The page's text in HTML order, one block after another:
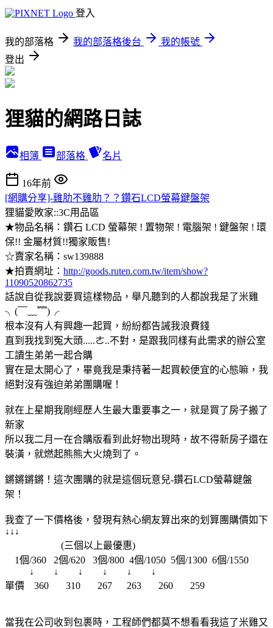
登入
我的部落格 我的部落格後台
我的帳號
登出
狸貓的網路日誌
相簿 部落格 名片
16年前
[網購分享]-雞肋不雞肋？？鑽石LCD螢幕鍵盤架
狸貓愛敗家::3C用品區
★物品名稱：鑽石 LCD 螢幕架 ! 置物架 ! 電腦架 ! 鍵盤架 ! 環
保!! 金屬材質!!獨家販售!
☆賣家名稱：sw139888
★拍賣網址： http://goods.ruten.com.tw/item/show?
11090520862735
話說自從我說要買這樣物品，舉凡聽到的人都說我是了米雞
╮(﹋﹏﹌)╭
根本沒有人有興趣一起買，紛紛都告誡我浪費錢
直到我找到冤大頭.....ㄜ..不對，是跟我同樣有此需求的辦公室
工讀生弟弟一起合購
實在是太開心了，畢竟我是秉持著一起買較便宜的心態嘛，我
絕對沒有強迫弟弟團購喔！
就在上星期我剛經歷人生最大重要事之一，就是買了房子搬了
新家
所以我二月一在合購版看到此好物出現時，故不得新房子還在
裝潢，就燃起熊熊大火燒到了。
鏘鏘鏘鏘！這次團購的就是這個玩意兒-鑽石LCD螢幕鍵盤
架！
我查了一下價格後，發現有熱心網友算出來的划算團購價如下
↓↓↓
(三個以上最優惠)
1個/360 2個/620 3個/800 4個/1050 5個/1300 6個/1550
↓ ↓ ↓ ↓ ↓ ↓
單價 360 310 267 263 260 259
當我在公司收到包裹時，工程師們都莫不想看看我這了米雞又